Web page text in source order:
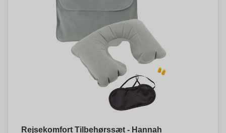
Rejsekomfort Tilbehørssæt - Hannah